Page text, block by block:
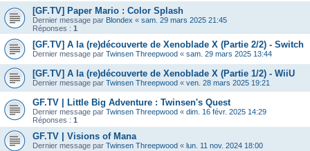
[GF.TV] Paper Mario : Color Splash
Dernier message par Blondex « sam. 29 mars 2025 21:45
Réponses : 1
[GF.TV] A la (re)découverte de Xenoblade X (Partie 2/2) - Switch
Dernier message par Twinsen Threepwood « sam. 29 mars 2025 13:44
[GF.TV] A la (re)découverte de Xenoblade X (Partie 1/2) - WiiU
Dernier message par Twinsen Threepwood « ven. 28 mars 2025 19:21
GF.TV | Little Big Adventure : Twinsen's Quest
Dernier message par Twinsen Threepwood « dim. 16 févr. 2025 14:29
Réponses : 1
GF.TV | Visions of Mana
Dernier message par Twinsen Threepwood « lun. 11 nov. 2024 18:00